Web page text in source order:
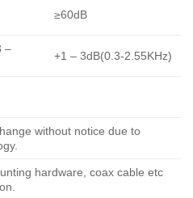
≥60dB
–
+1 – 3dB(0.3-2.55KHz)
without notice due to
hardware, coax cable etc